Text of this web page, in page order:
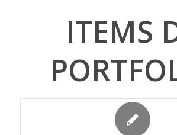
ITEMS